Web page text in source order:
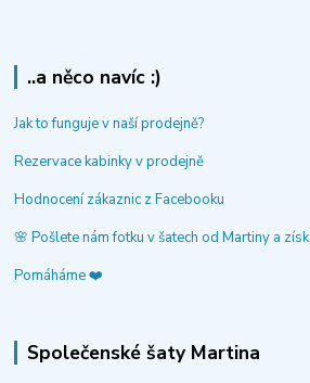
..a něco navíc :)
Jak to funguje v naší prodejně?
Rezervace kabinky v prodejně
Hodnocení zákaznic z Facebooku
🌸 Pošlete nám fotku v šatech od Martiny a
Pomáháme ❤️
Společenské šaty Martina